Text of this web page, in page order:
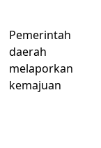
Pemerintah
daerah
melaporkan
kemajuan